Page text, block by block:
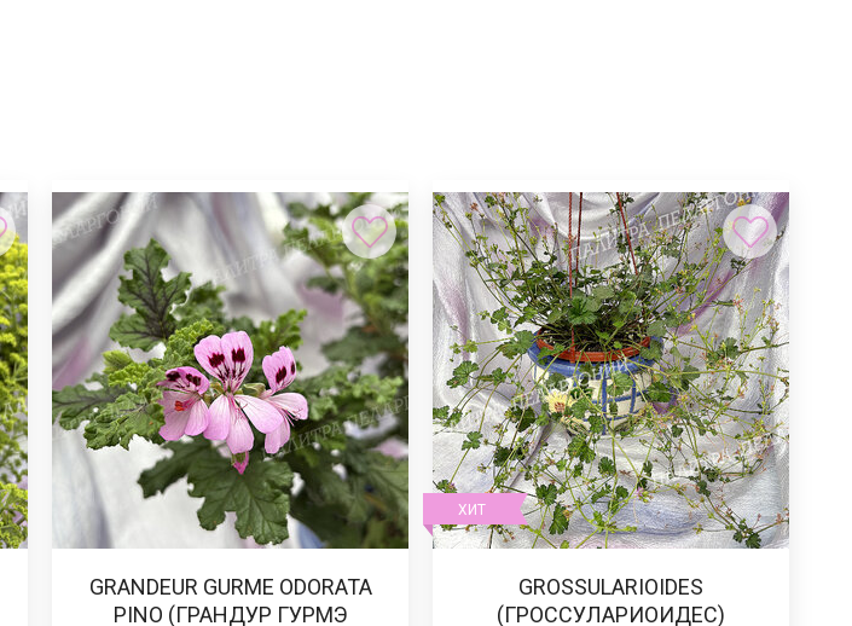
GRANDEUR GURME ODORATA
PINO (ГРАНДУР ГУРМЭ
ХИТ
GROSSULARIOIDES
(ГРОССУЛАРИОИДЕС)